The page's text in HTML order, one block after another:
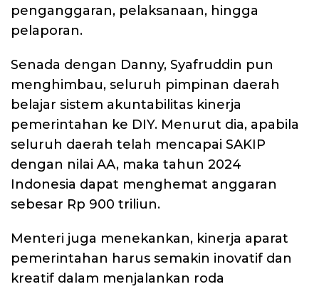
penganggaran, pelaksanaan, hingga
pelaporan.
Senada dengan Danny, Syafruddin pun
menghimbau, seluruh pimpinan daerah
belajar sistem akuntabilitas kinerja
pemerintahan ke DIY. Menurut dia, apabila
seluruh daerah telah mencapai SAKIP
dengan nilai AA, maka tahun 2024
Indonesia dapat menghemat anggaran
sebesar Rp 900 triliun.
Menteri juga menekankan, kinerja aparat
pemerintahan harus semakin inovatif dan
kreatif dalam menjalankan roda